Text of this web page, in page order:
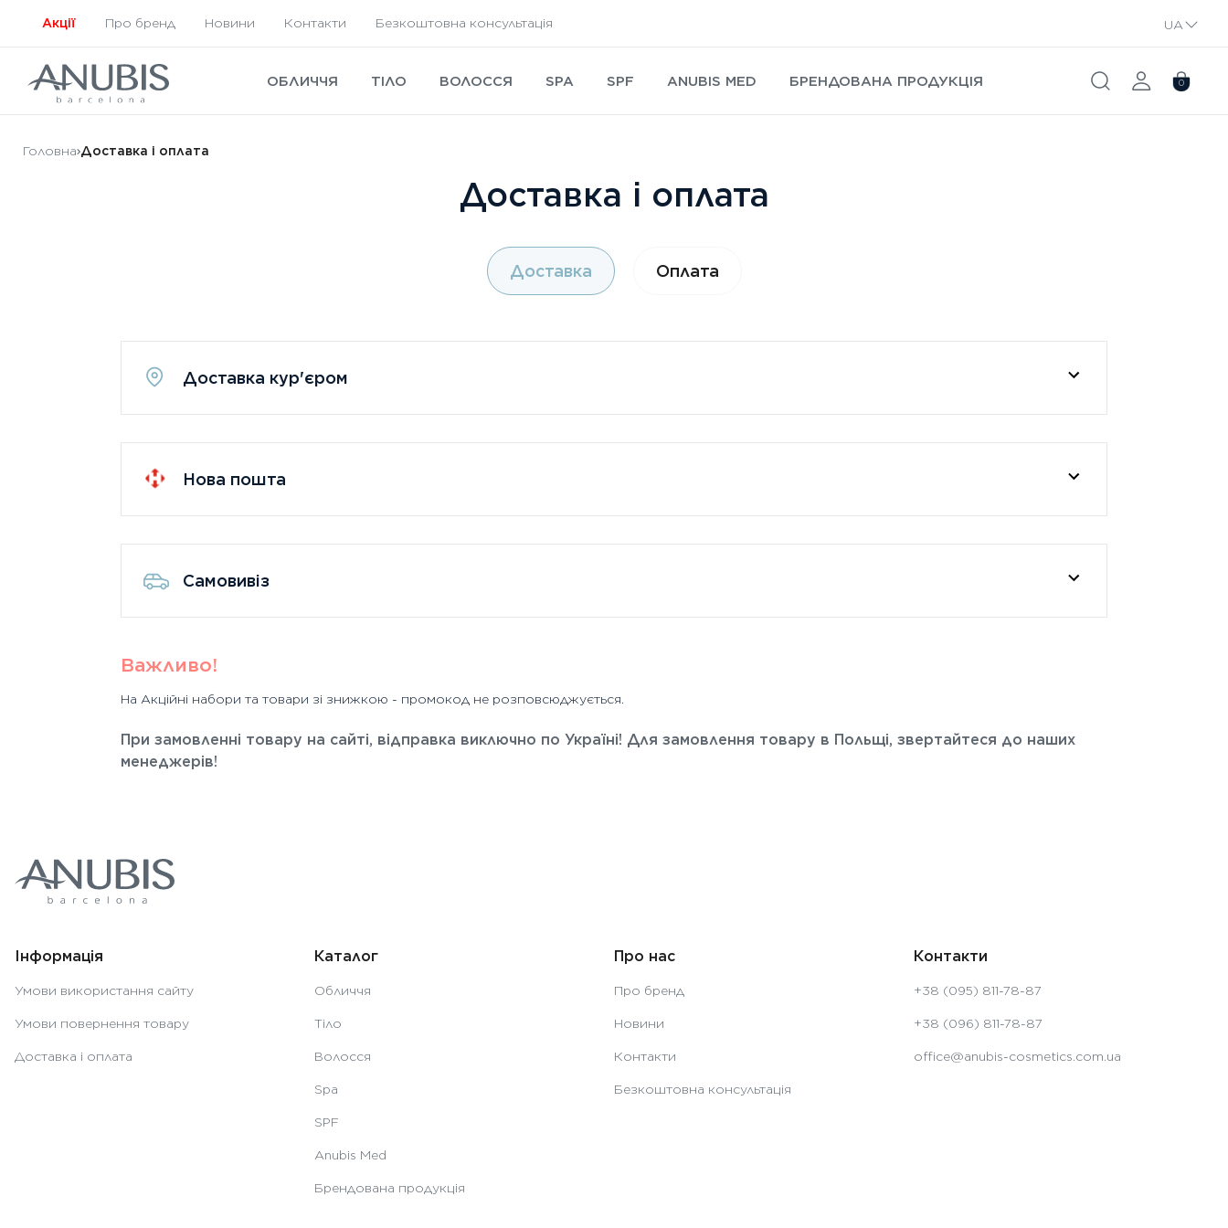
Акції Про бренд Новини Контакти Безкоштовна консультація
UA
ОБЛИЧЧЯ ТІЛО ВОЛОССЯ SPA SPF ANUBIS MED БРЕНДОВАНА ПРОДУКЦІЯ 0
Головна Доставка і оплата
Доставка і оплата
Доставка Оплата
Доставка кур'єром
Нова пошта
Самовивіз
Важливо!
На Акційні набори та товари зі знижкою - промокод не розповсюджується.
При замовленні товару на сайті, відправка виключно по Україні! Для замовлення товару в Польщі, звертайтеся до наших
менеджерів!
Інформація
Умови використання сайту
Умови повернення товару
Доставка і оплата
Каталог
Обличчя
Тіло
Волосся
Spa
SPF
Anubis Med
Брендована продукція
Про нас
Про бренд
Новини
Контакти
Безкоштовна консультація
Контакти
+38 (095) 811-78-87
+38 (096) 811-78-87
office@anubis-cosmetics.com.ua